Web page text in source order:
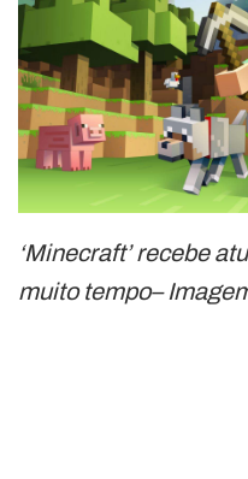
‘Minecraft’ recebe
muito tempo–